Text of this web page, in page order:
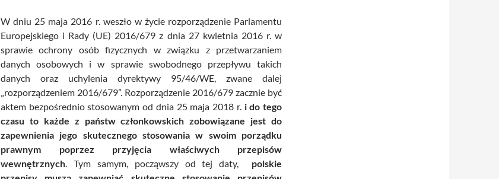
W dniu 25 maja 2016 r. weszło w życie rozporządzenie Parlamentu
Europejskiego i Rady (UE) 2016/679 z dnia 27 kwietnia 2016 r. w
sprawie ochrony osób fizycznych w związku z przetwarzaniem
danych osobowych i w sprawie swobodnego przepływu takich
danych oraz uchylenia dyrektywy 95/46/WE, zwane dalej
„rozporządzeniem 2016/679”. Rozporządzenie 2016/679 zacznie być
aktem bezpośrednio stosowanym od dnia 25 maja 2018 r.i do tego
czasu to każde z państw członkowskich zobowiązane jest do
zapewnienia jego skutecznego stosowania w swoim porządku
prawnym poprzez przyjęcia właściwych przepisów
wewnętrznych. Tym samym, począwszy od tej daty, polskie